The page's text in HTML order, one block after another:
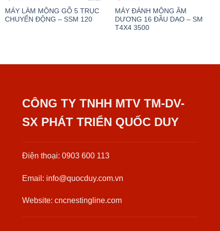
MÁY LÀM MỘNG GỖ 5 TRỤC
CHUYỂN ĐỘNG – SSM 120
MÁY ĐÁNH MỘNG ÂM
DƯƠNG 16 ĐẦU DAO – SM
T4X4 3500
CÔNG TY TNHH MTV TM-DV-
SX PHÁT TRIỂN QUỐC DUY
Điện thoại: 0903 600 113
Email: info@quocduy.com.vn
Website: cncnestingline.com